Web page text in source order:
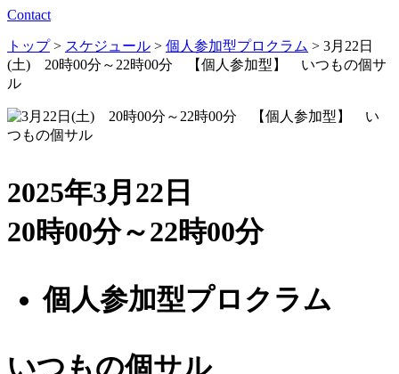
Contact
トップ> スケジュール > 個人参加型プロクラム > 3月22日
(土) 20時00分～22時00分 【個人参加型】 いつもの個サ
ル
2025年3月22日
20時00分～22時00分
個人参加型プロクラム
いつもの個サル